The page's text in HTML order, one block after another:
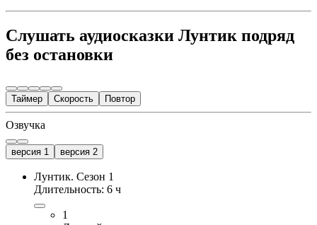
Слушать аудиосказки Лунтик подряд
без остановки
Таймер Скорость Повтор
Озвучка
версия 1 версия 2
Лунтик. Сезон 1
Длительность: 6 ч
1